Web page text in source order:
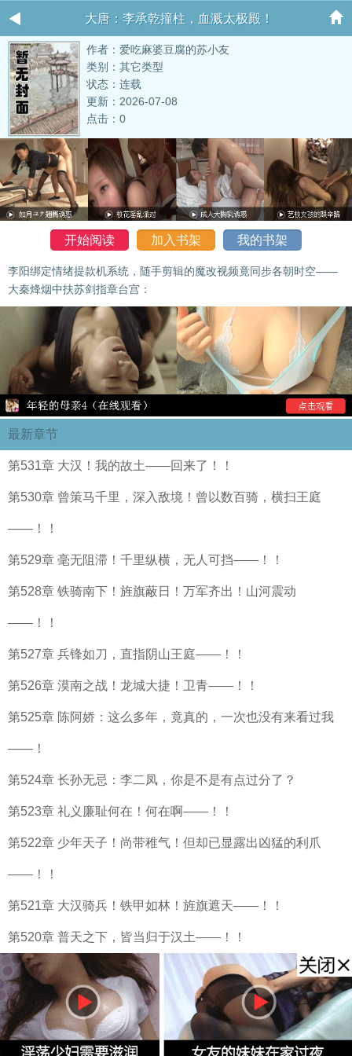
大唐：李承乾撞柱，血溅太极殿！
作者：爱吃麻婆豆腐的苏小友
类别：其它类型
状态：连载
更新：2026-07-08
点击：0
开始阅读 加入书架 我的书架
李阳绑定情绪提款机系统，随手剪辑的魔改视频竟同步各朝时空——
大秦烽烟中扶苏剑指章台宫：
最新章节
第531章 大汉！我的故土——回来了！！
第530章 曾策马千里，深入敌境！曾以数百骑，横扫王庭
——！！
第529章 毫无阻滞！千里纵横，无人可挡——！！
第528章 铁骑南下！旌旗蔽日！万军齐出！山河震动
——！！
第527章 兵锋如刀，直指阴山王庭——！！
第526章 漠南之战！龙城大捷！卫青——！！
第525章 陈阿娇：这么多年，竟真的，一次也没有来看过我
——！
第524章 长孙无忌：李二凤，你是不是有点过分了？
第523章 礼义廉耻何在！何在啊——！！
第522章 少年天子！尚带稚气！但却已显露出凶猛的利爪
——！！
第521章 大汉骑兵！铁甲如林！旌旗遮天——！！
第520章 普天之下，皆当归于汉土——！！